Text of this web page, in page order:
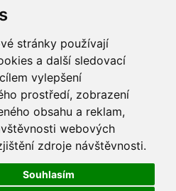
stránky používají
a další sledovací
vylepšení
prostředí, zobrazení
obsahu a reklam,
webových
zdroje návštěvnosti.
Souhlasím
LÉKAŘE